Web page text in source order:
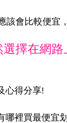
該會比較便宜，
擇在網路
心得分享!
哪裡買最便宜